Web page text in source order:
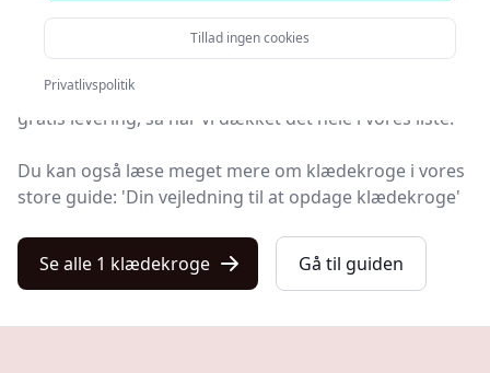
og udvalgt 1 af de bedste klædekroge på markedet.
Uanset om du søger den bedste kvalitet, et prisvenligt
tilbud på din næste klædekrog, noget specifikt eller
gratis levering, så har vi dækket det hele i vores liste.
Du kan også læse meget mere om klædekroge i vores
store guide: 'Din vejledning til at opdage klædekroge'
Se alle 1 klædekroge Gå til guiden
Tillad ingen cookies
Privatlivspolitik